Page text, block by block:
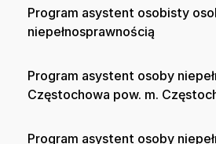
Program asystent osobisty
niepełnosprawnością
Program asystent osoby
Częstochowa pow. m.
Program asystent osoby